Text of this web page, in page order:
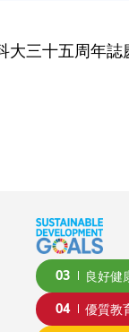
大三十五周年誌
03 良好健
04 優質教